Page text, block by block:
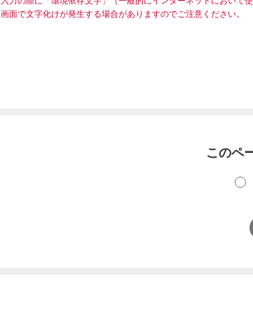
画面で文字化けが発生する場合がありますのでご注意ください。
このペ